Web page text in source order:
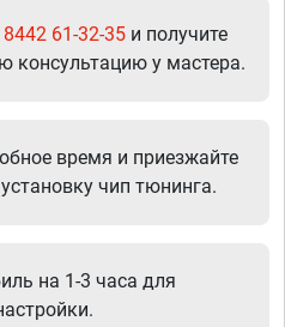
61-32-35 и получите
консультацию у мастера.
время и приезжайте
чип тюнинга.
на 1-3 часа для